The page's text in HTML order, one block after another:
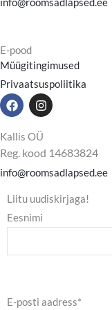
info@roomsadlapsed.ee
E-pood
Müügitingimused
Privaatsuspoliitika
F
a
e
o
o
k
I
n
t
a
g
r
a
m
Kallis OÜ
Reg. kood 14683824
info@roomsadlapsed.ee
Liitu uudiskirjaga!
Eesnimi
E-posti aadress*